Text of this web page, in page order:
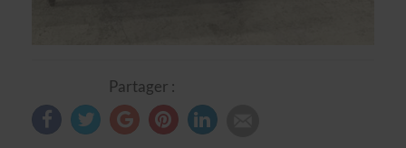
Partager :